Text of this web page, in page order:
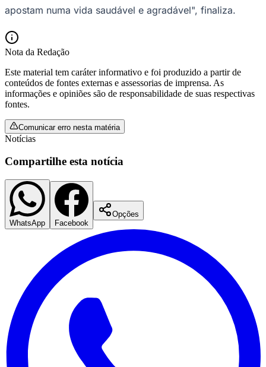
apostam numa vida saudável e agradável", finaliza.
Nota da Redação
Este material tem caráter informativo e foi produzido a partir de
conteúdos de fontes externas e assessorias de imprensa. As
informações e opiniões são de responsabilidade de suas respectivas
fontes.
Comunicar erro nesta matéria
Notícias
Compartilhe esta notícia
WhatsApp Facebook
Opções